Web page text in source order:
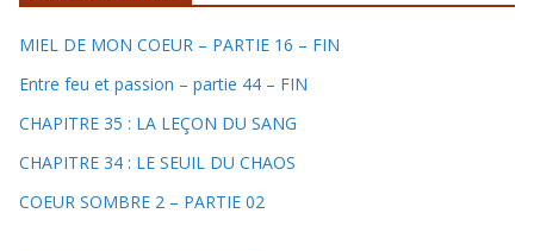
i
q
s
MIEL DE MON COEUR – PARTIE 16 – FIN
Entre feu et passion – partie 44 – FIN
CHAPITRE 35 : LA LEÇON DU SANG
CHAPITRE 34 : LE SEUIL DU CHAOS
COEUR SOMBRE 2 – PARTIE 02